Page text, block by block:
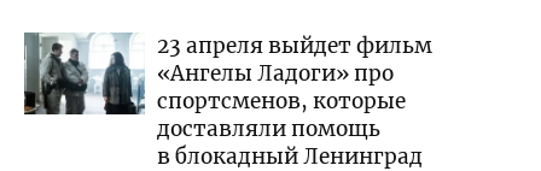
23 апреля выйдет фильм
«Ангелы Ладоги» про
спортсменов, которые
доставляли помощь
в блокадный Ленинград